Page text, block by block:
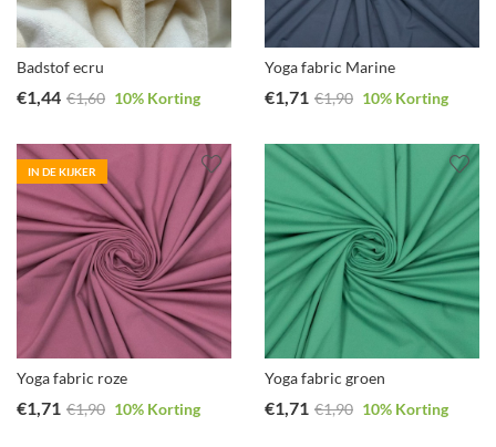
Badstof ecru
€1,44 €1,60 10% Korting
Yoga fabric Marine
€1,71 €1,90 10% Korting
IN DE KIJKER
Yoga fabric roze
€1,71 €1,90 10% Korting
Yoga fabric groen
€1,71 €1,90 10% Korting